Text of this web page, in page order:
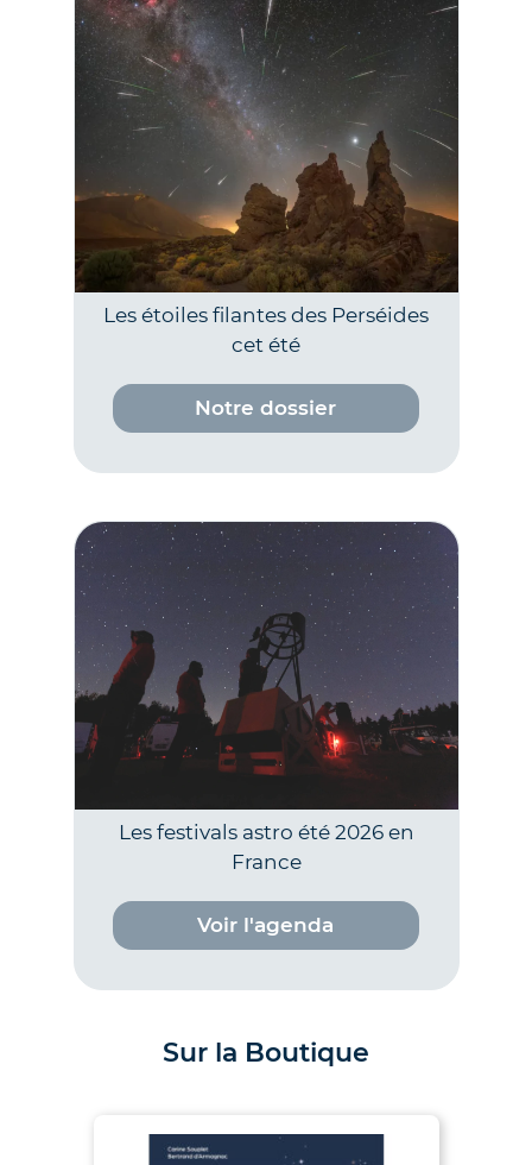
Les étoiles filantes des Perséides
cet été
Notre dossier
Les festivals astro été 2026 en
France
Voir l'agenda
Sur la Boutique